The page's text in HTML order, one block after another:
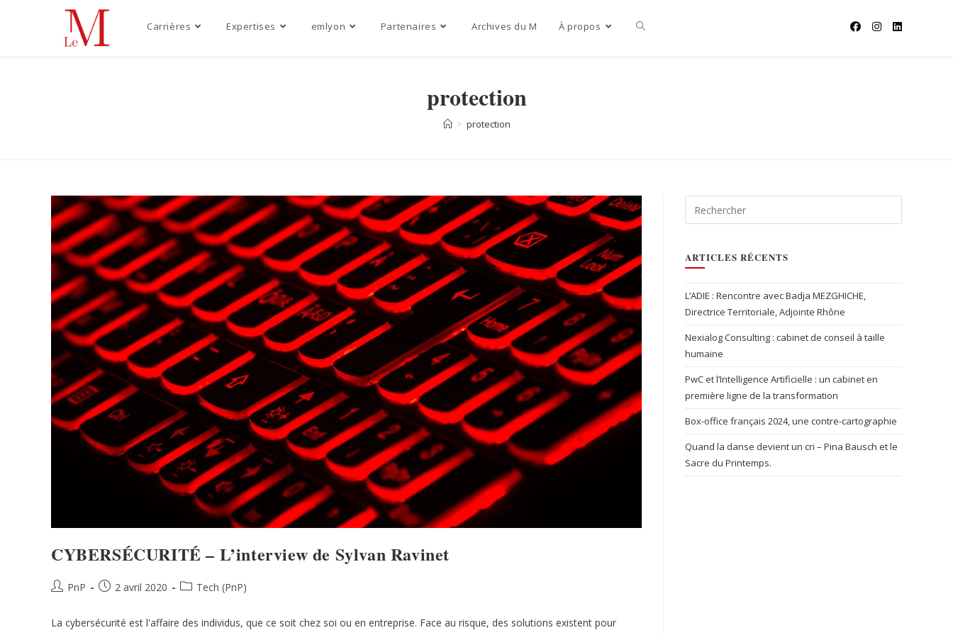
Carrières Expertises emlyon Partenaires Archives du M À propos
protection
> protection
CYBERSÉCURITÉ – L’interview de Sylvan Ravinet
PnP 2 avril 2020 Tech (PnP)
La cybersécurité est l'affaire des individus, que ce soit chez soi ou en entreprise. Face au risque, des solutions existent pour
ARTICLES RÉCENTS
L’ADIE : Rencontre avec Badja MEZGHICHE,
Directrice Territoriale, Adjointe Rhône
Nexialog Consulting : cabinet de conseil à taille
humaine
PwC et l’Intelligence Artificielle : un cabinet en
première ligne de la transformation
Box-office français 2024, une contre-cartographie
Quand la danse devient un cri – Pina Bausch et le
Sacre du Printemps.